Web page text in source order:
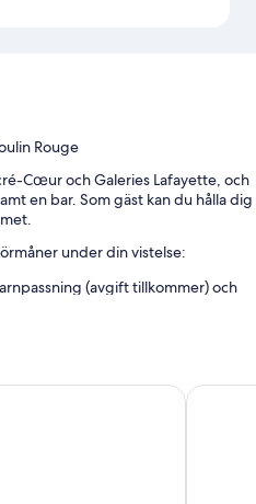
Rouge
Cœur och Galeries Lafayette, och
en bar. Som gäst kan du hålla dig
under din vistelse:
(avgift tillkommer) och
och conciergetjänster Hotel